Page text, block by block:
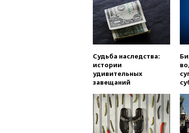
Судьба наследства:
истории
удивительных
завещаний